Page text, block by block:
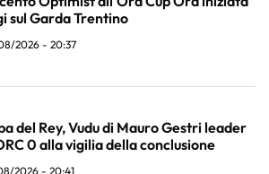
sul Garda Trentino
2026 - 20:37
del Rey, Vudu di Mauro Gestri leader
0 alla vigilia della conclusione
2026 - 20:41